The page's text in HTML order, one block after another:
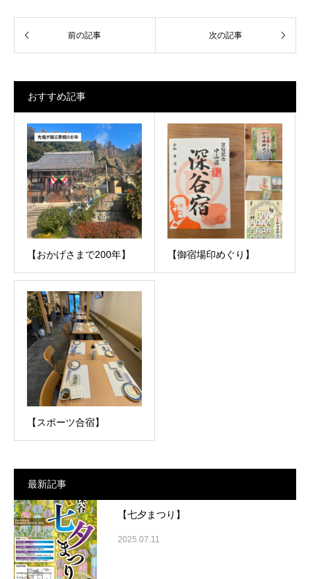
おすすめ記事
【おかげさまで200年】 【御宿場印めぐり】
【スポーツ合宿】
最新記事
【七夕まつり】
2025.07.11